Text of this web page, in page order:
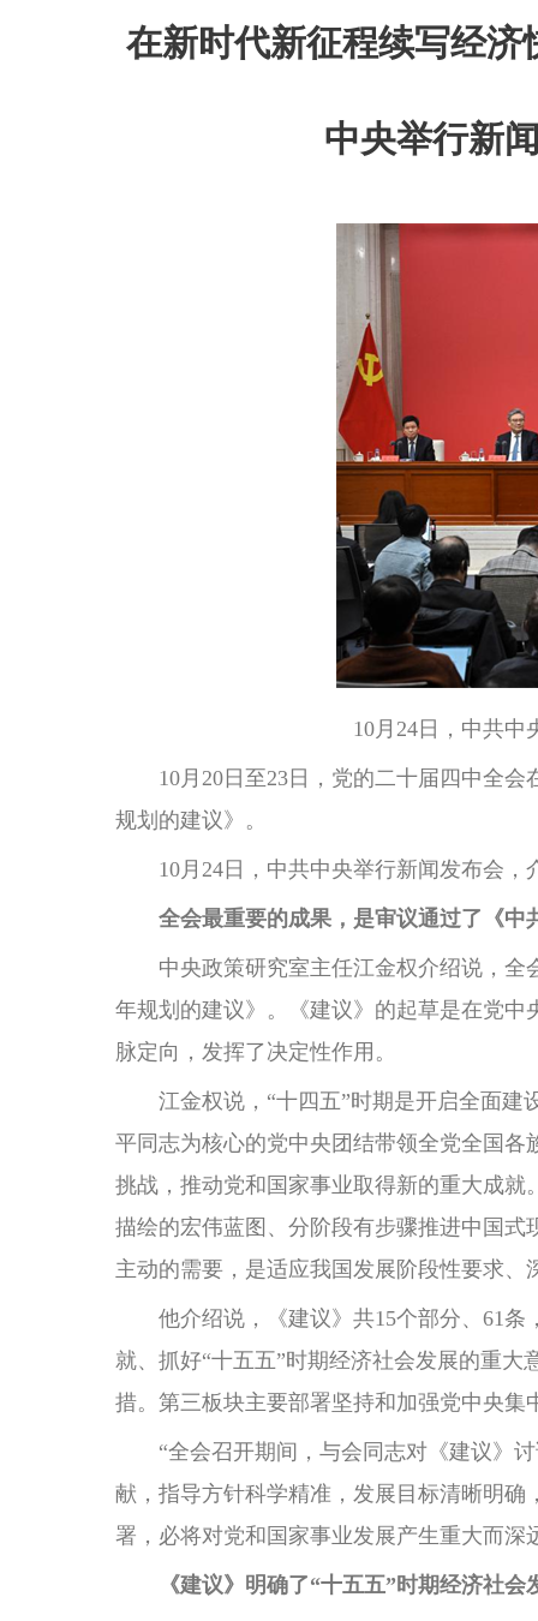
在新时代新征程续写经
中央举行新
10月24日，中共
10月20日至23日，党的二十届四中全会
规划的建议》。
10月24日，中共中央举行新闻发布会，
全会最重要的成果，是审议通过了《
中央政策研究室主任江金权介绍说，全
年规划的建议》。《建议》的起草是在党
脉定向，发挥了决定性作用。
江金权说，“十四五”时期是开启全面建
平同志为核心的党中央团结带领全党全国
挑战，推动党和国家事业取得新的重大成就
描绘的宏伟蓝图、分阶段有步骤推进中国
主动的需要，是适应我国发展阶段性要求
他介绍说，《建议》共15个部分、61条
就、抓好“十五五”时期经济社会发展的重
措。第三板块主要部署坚持和加强党中央
“全会召开期间，与会同志对《建议》讨
献，指导方针科学精准，发展目标清晰明
署，必将对党和国家事业发展产生重大而深
《建议》明确了“十五五”时期经济社